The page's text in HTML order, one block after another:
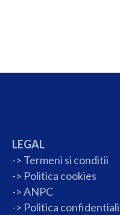
LEGAL
-> Termeni si conditii
-> Politica cookies
-> ANPC
-> Politica